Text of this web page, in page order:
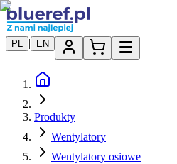
PL | EN
Produkty
Wentylatory
Wentylatory osiowe